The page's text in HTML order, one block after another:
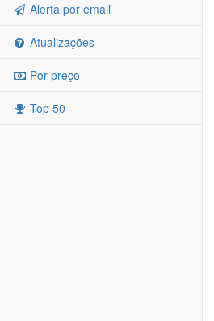
Alerta por email
Atualizações
Por preço
Top 50